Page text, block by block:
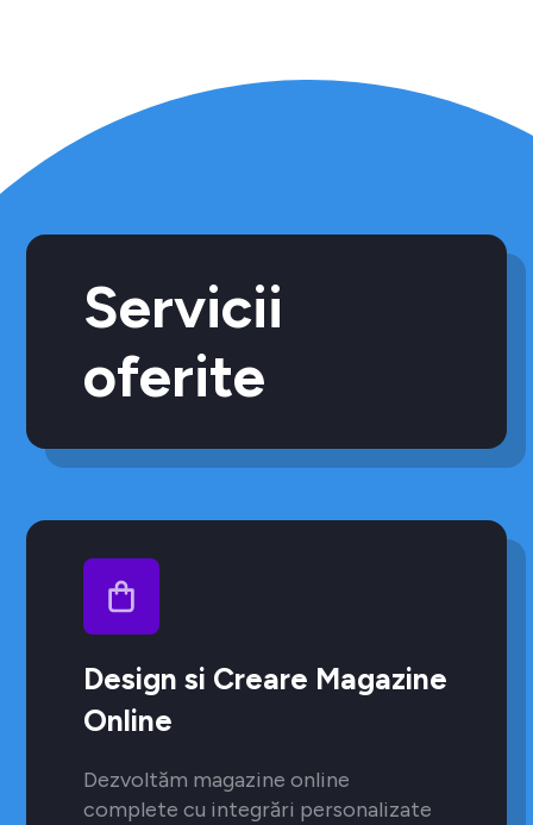
Servicii
oferite
Design si Creare Magazine
Online
Dezvoltăm magazine online
complete cu integrări personalizate